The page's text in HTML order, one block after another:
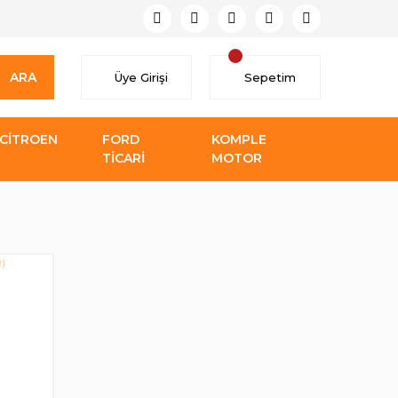
ARA Üye Girişi Sepetim
CİTROEN
FORD
TİCARİ
KOMPLE
MOTOR